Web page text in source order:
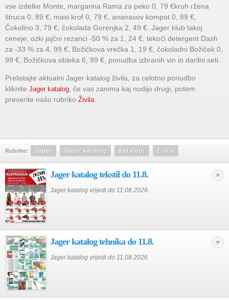
vse izdelke Monte, margarina Rama za peko 0, 79 €kruh ržena
štruca 0, 89 €, maxi krof 0, 79 €, ananasov kompot 0, 89 €,
Čokolino 3, 79 €, čokolada Gorenjka 2, 49 €. Jager klub takoj
ceneje; ozki jajčni rezanci -50 % za 1, 24 €, tekoči detergent Dash
za -33 % za 4, 99 €, Božičkova vrečka 1, 19 €, čokoladni Božiček 0,
99 €, Božičkova obleka 6, 99 €, ponudba izbranih vin in darilni seti.
Prelistajte aktualni Jager katalog živila, za celotno ponudbo
kliknite Jager katalog , če vas zanima kaj nudijo drugi, potem
preverite našo rubriko Živila
Rubrike: Jager Jager katalog Katalogi Živila
Jager katalog tekstil do 11.8.
Jager katalog vrijedi do 11.08.2026.
Jager katalog tehnika do 11.8.
Jager katalog vrijedi do 11.08.2026.